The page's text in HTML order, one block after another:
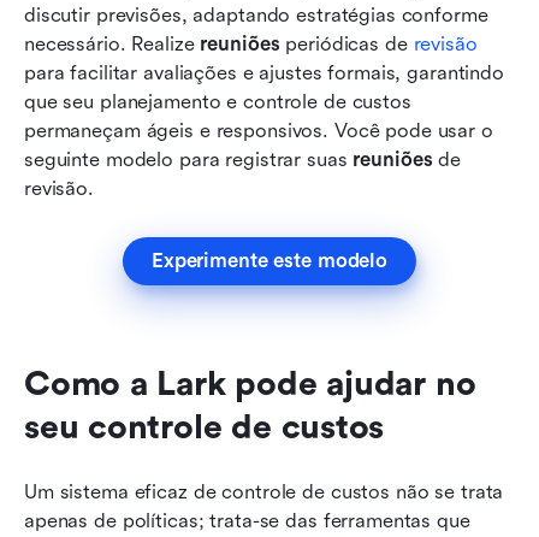
discutir previsões, adaptando estratégias conforme
necessário. Realize reuniões periódicas de revisão
para facilitar avaliações e ajustes formais, garantindo
que seu planejamento e controle de custos
permaneçam ágeis e responsivos. Você pode usar o
seguinte modelo para registrar suas reuniões de
revisão.
Experimente este modelo
Como a Lark pode ajudar no
seu controle de custos
Um sistema eficaz de controle de custos não se trata
apenas de políticas; trata-se das ferramentas que